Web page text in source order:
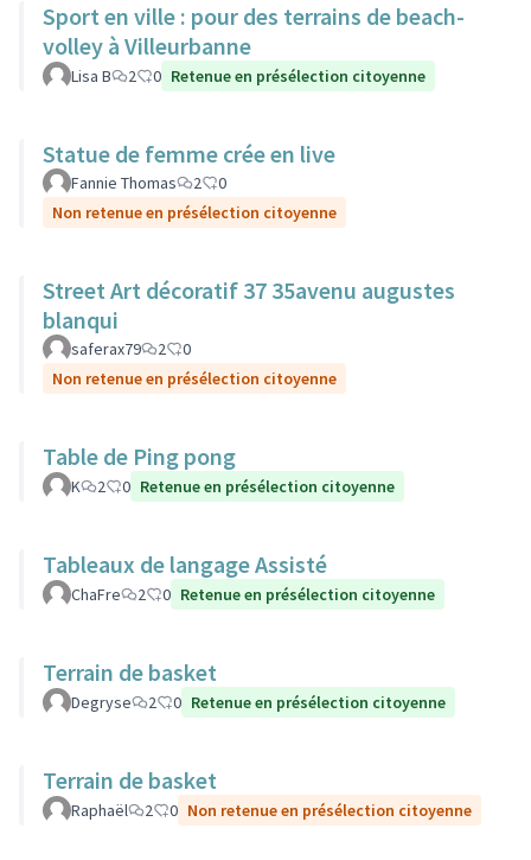
Sport en ville : pour des terrains de beach-
volley à Villeurbanne
Lisa B 2 0 Retenue en présélection citoyenne
Statue de femme crée en live
Fannie Thomas 2
0
Non retenue en présélection citoyenne
Street Art décoratif 37 35avenu augustes
blanqui
saferax79 2
0
Non retenue en présélection citoyenne
Table de Ping pong
K 2 0 Retenue en présélection citoyenne
Tableaux de langage Assisté
ChaFre 2 0 Retenue en présélection citoyenne
Terrain de basket
Degryse 2 0 Retenue en présélection citoyenne
Terrain de basket
Raphaël 2 0 Non retenue en présélection citoyenne